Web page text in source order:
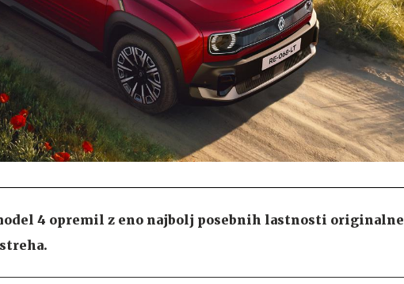
4 opremil z eno najbolj posebnih lastnosti originalne